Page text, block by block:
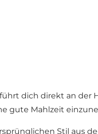
dich direkt an der
gute Mahlzeit
Stil aus